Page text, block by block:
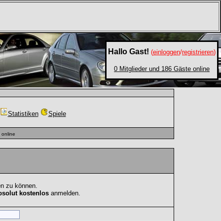
Hallo Gast! (einloggen/registrieren)
0 Mitglieder und 186 Gäste online
Statistiken Spiele
zu können.
kostenlos anmelden.